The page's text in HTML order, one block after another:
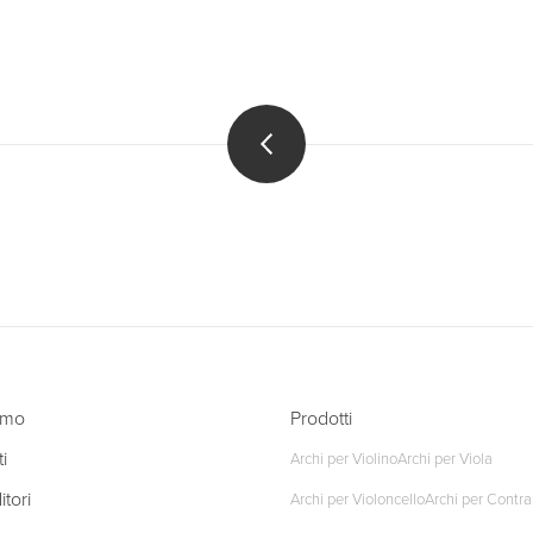
Prodotti
Archi per ViolinoArchi per Viola
Archi per VioloncelloArchi per